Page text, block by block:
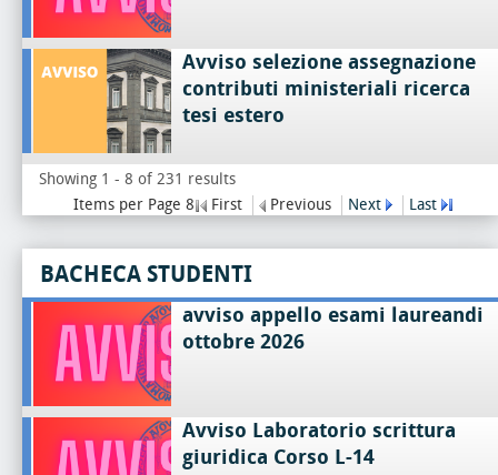
Avviso selezione assegnazione
contributi ministeriali ricerca
tesi estero
Showing 1 - 8 of 231 results
Items per Page 8
First Previous Next Last
BACHECA STUDENTI
avviso appello esami laureandi
ottobre 2026
Avviso Laboratorio scrittura
giuridica Corso L-14